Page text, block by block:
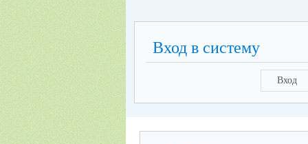
Вход в систему
Вход